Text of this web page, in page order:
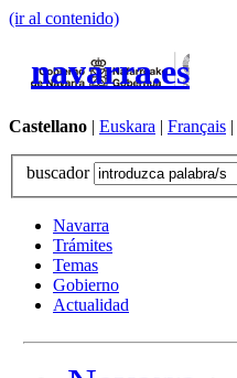
(ir al contenido)
navarra.es
Castellano | Euskara | Français |
buscador
Navarra
Trámites
Temas
Gobierno
Actualidad